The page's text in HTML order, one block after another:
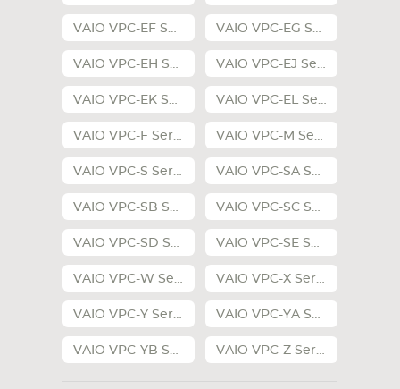
VAIO VPC-EF Series VAIO VPC-EG Series
VAIO VPC-EH Series VAIO VPC-EJ Series
VAIO VPC-EK Series VAIO VPC-EL Series
VAIO VPC-F Series VAIO VPC-M Series
VAIO VPC-S Series VAIO VPC-SA Series
VAIO VPC-SB Series VAIO VPC-SC Series
VAIO VPC-SD Series VAIO VPC-SE Series
VAIO VPC-W Series VAIO VPC-X Series
VAIO VPC-Y Series VAIO VPC-YA Series
VAIO VPC-YB Series VAIO VPC-Z Series